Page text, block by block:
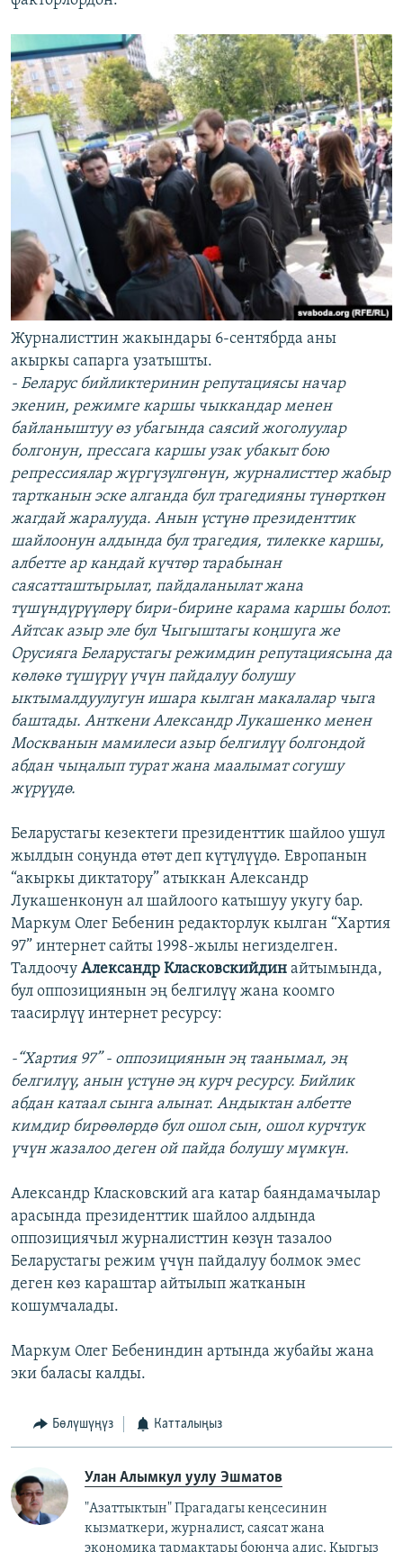
Журналисттин жакындары 6-сентябрда аны
акыркы сапарга узатышты.
- Беларус бийликтеринин репутациясы начар
экенин, режимге каршы чыккандар менен
байланыштуу өз убагында саясий жоголуулар
болгонун, прессага каршы узак убакыт бою
репрессиялар жүргүзүлгөнүн, журналисттер жабыр
тартканын эске алганда бул трагедияны түнөрткөн
жагдай жаралууда. Анын үстүнө президенттик
шайлоонун алдында бул трагедия, тилекке каршы,
албетте ар кандай күчтөр тарабынан
саясатташтырылат, пайдаланылат жана
түшүндүрүүлөрү бири-бирине карама каршы болот.
Айтсак азыр эле бул Чыгыштагы коңшуга же
Орусияга Беларустагы режимдин репутациясына да
көлөкө түшүрүү үчүн пайдалуу болушу
ыктымалдуулугун ишара кылган макалалар чыга
баштады. Анткени Александр Лукашенко менен
Москванын мамилеси азыр белгилүү болгондой
абдан чыңалып турат жана маалымат согушу
жүрүүдө.
Беларустагы кезектеги президенттик шайлоо ушул
жылдын соңунда өтөт деп күтүлүүдө. Европанын
“акыркы диктатору” атыккан Александр
Лукашенконун ал шайлоого катышуу укугу бар.
Маркум Олег Бебенин редакторлук кылган “Хартия
97” интернет сайты 1998-жылы негизделген.
Талдоочу Александр Класковскийдин айтымында,
бул оппозициянын эң белгилүү жана коомго
таасирлүү интернет ресурсу:
-“Хартия 97” - оппозициянын эң таанымал, эң
белгилүү, анын үстүнө эң курч ресурсу. Бийлик
абдан катаал сынга алынат. Андыктан албетте
кимдир бирөөлөрдө бул ошол сын, ошол курчтук
үчүн жазалоо деген ой пайда болушу мүмкүн.
Александр Класковский ага катар баяндамачылар
арасында президенттик шайлоо алдында
оппозициячыл журналисттин көзүн тазалоо
Беларустагы режим үчүн пайдалуу болмок эмес
деген көз караштар айтылып жатканын
кошумчалады.
Маркум Олег Бебениндин артында жубайы жана
эки баласы калды.
Бөлүшүңүз Катталыңыз
Улан Алымкул уулу Эшматов
"Азаттыктын" Прагадагы кеңсесинин
кызматкери, журналист, саясат жана
экономика тармактары боюнча адис. Кыргыз